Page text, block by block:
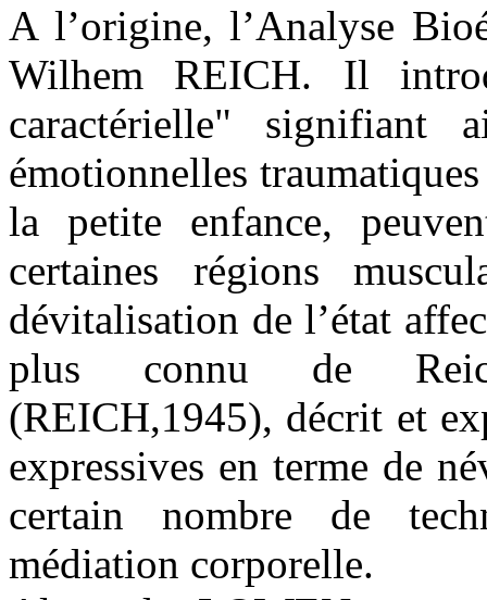
A l’origine, l’Analyse
Wilhem REICH. Il
caractérielle" signifiant
émotionnelles
la petite enfance,
certaines régions
dévitalisation de l’état
plus connu de
(REICH,1945), décrit et
expressives en terme de
certain nombre de
médiation corporelle.